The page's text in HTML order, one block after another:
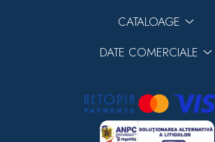
CATALOAGE
DATE COMERCIALE